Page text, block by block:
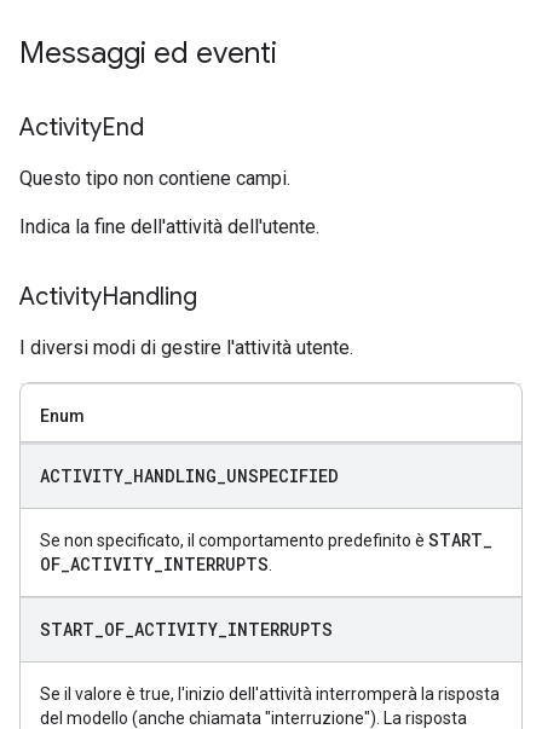
Messaggi ed eventi
ActivityEnd
Questo tipo non contiene campi.
Indica la fine dell'attività dell'utente.
ActivityHandling
I diversi modi di gestire l'attività utente.
Enum
ACTIVITY HANDLING UNSPECIFIED
Se non specificato, il comportamento predefinito è START_
OF_ACTIVITY_INTERRUPTS
START OF ACTIVITY INTERRUPTS
Se il valore è true, l'inizio dell'attività interromperà la risposta
del modello (anche chiamata "interruzione"). La risposta